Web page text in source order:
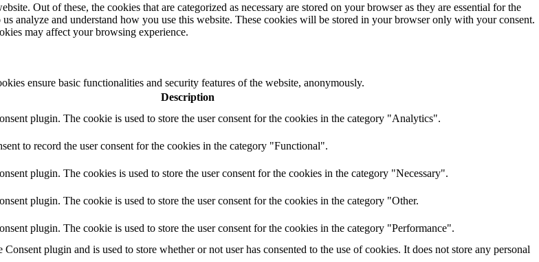
Out of these, the cookies that are categorized as necessary are stored on your browser as they are essential for the
analyze and understand how you use this website. These cookies will be stored in your browser only with your consent.
may affect your browsing experience.
ensure basic functionalities and security features of the website, anonymously.
Description
plugin. The cookie is used to store the user consent for the cookies in the category "Analytics".
to record the user consent for the cookies in the category "Functional".
plugin. The cookies is used to store the user consent for the cookies in the category "Necessary".
plugin. The cookie is used to store the user consent for the cookies in the category "Other.
plugin. The cookie is used to store the user consent for the cookies in the category "Performance".
plugin and is used to store whether or not user has consented to the use of cookies. It does not store any personal